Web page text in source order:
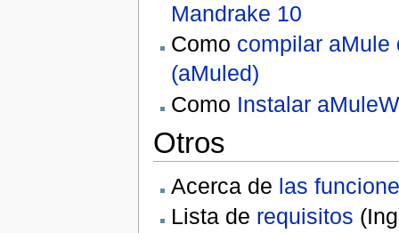
Mandrake 10
Como compilar aMule
(aMuled)
Como Instalar
Otros
Acerca de las
Lista de requisitos